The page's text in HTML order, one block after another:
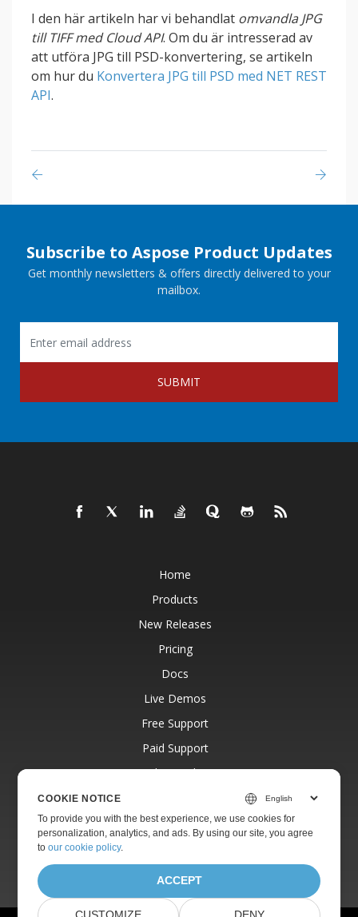
I den här artikeln har vi behandlat omvandla JPG
till TIFF med Cloud API. Om du är intresserad av
att utföra JPG till PSD-konvertering, se artikeln
om hur du Konvertera JPG till PSD med NET REST
API.
Subscribe to Aspose Product Updates
Get monthly newsletters & offers directly delivered to your
mailbox.
SUBMIT
Home
Products
New Releases
Pricing
Docs
Live Demos
Free Support
Paid Support
Paid Consulting
Websites
COOKIE NOTICE
To provide you with the best experience, we use cookies for
personalization, analytics, and ads. By using our site, you agree
toour cookie policy.
ACCEPT